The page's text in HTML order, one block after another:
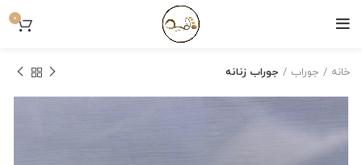
0
خانه جوراب جوراب زنانه